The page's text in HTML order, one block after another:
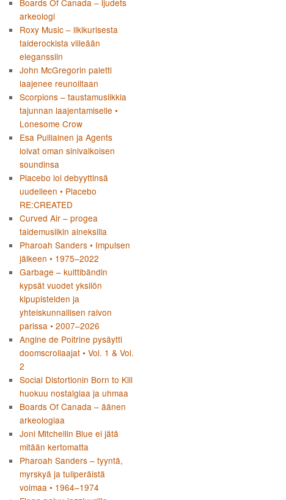
Boards Of Canada – ljudets
arkeologi
Roxy Music – ilkikurisesta
taiderockista viileään
eleganssiin
John McGregorin paletti
laajenee reunoiltaan
Scorpions – taustamusiikkia
tajunnan laajentamiselle •
Lonesome Crow
Esa Pulliainen ja Agents
loivat oman sinivalkoisen
soundinsa
Placebo loi debyyttinsä
uudelleen • Placebo
RE:CREATED
Curved Air – progea
taidemusiikin aineksilla
Pharoah Sanders • Impulsen
jälkeen • 1975–2022
Garbage – kulttibändin
kypsät vuodet yksilön
kipupisteiden ja
yhteiskunnallisen raivon
parissa • 2007–2026
Angine de Poitrine pysäytti
doomscrollaajat • Vol. 1 & Vol.
2
Social Distortionin Born to Kill
huokuu nostalgiaa ja uhmaa
Boards Of Canada – äänen
arkeologiaa
Joni Mitchellin Blue ei jätä
mitään kertomatta
Pharoah Sanders – tyyntä,
myrskyä ja tuliperäistä
voimaa • 1964–1974